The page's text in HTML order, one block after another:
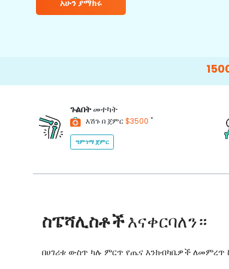
አሁን ያማክሩ
ጉልበትመተካት
እሽጉ በ ጀምር$3500 *
ግምገማ ጀምር
ስፔሻሊስቶችእናቀርባለን።
በሀገሪቱ ውስጥ ካሉ ምርጥ የጤና እንክብካቤዎች